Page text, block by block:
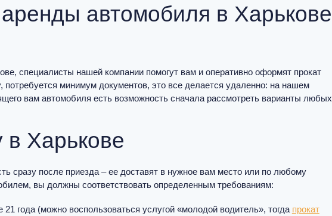
автомобиля в Харькове
специалисты нашей компании помогут вам и оперативно оформят прокат
минимум документов, это все делается удаленно: на нашем
вам автомобиля есть возможность сначала рассмотреть варианты любых
Харькове
сразу после приезда – ее доставят в нужное вам место или по любому
вы должны соответствовать определенным требованиям:
года (можно воспользоваться услугой «молодой водитель», тогда прокат